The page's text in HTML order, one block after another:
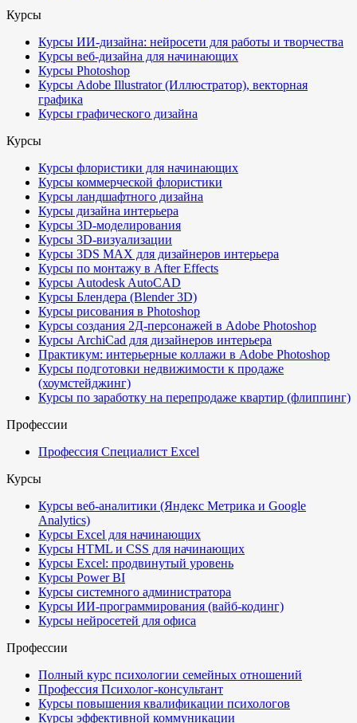
Курсы
Курсы ИИ-дизайна: нейросети для работы и творчества
Курсы веб-дизайна для начинающих
Курсы Photoshop
Курсы Adobe Illustrator (Иллюстратор), векторная
графика
Курсы графического дизайна
Курсы
Курсы флористики для начинающих
Курсы коммерческой флористики
Курсы ландшафтного дизайна
Курсы дизайна интерьера
Курсы 3D-моделирования
Курсы 3D-визуализации
Курсы 3DS MAX для дизайнеров интерьера
Курсы по монтажу в After Effects
Курсы Autodesk AutoCAD
Курсы Блендера (Blender 3D)
Курсы рисования в Photoshop
Курсы создания 2Д-персонажей в Adobe Photoshop
Курсы ArchiCad для дизайнеров интерьера
Практикум: интерьерные коллажи в Adobe Photoshop
Курсы подготовки недвижимости к продаже
(хоумстейджинг)
Курсы по заработку на перепродаже квартир (флиппинг)
Профессии
Профессия Специалист Excel
Курсы
Курсы веб-аналитики (Яндекс Метрика и Google
Analytics)
Курсы Excel для начинающих
Курсы HTML и CSS для начинающих
Курсы Excel: продвинутый уровень
Курсы Power BI
Курсы системного администратора
Курсы ИИ-программирования (вайб-кодинг)
Курсы нейросетей для офиса
Профессии
Полный курс психологии семейных отношений
Профессия Психолог-консультант
Курсы повышения квалификации психологов
Курсы эффективной коммуникации